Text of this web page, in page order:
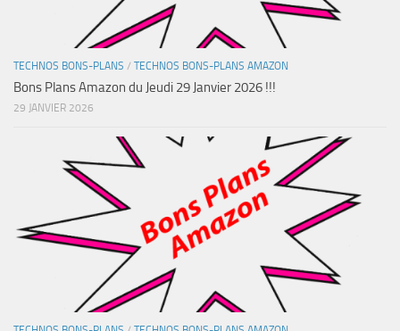
TECHNOS BONS-PLANS / TECHNOS BONS-PLANS AMAZON
Bons Plans Amazon du Jeudi 29 Janvier 2026 !!!
29 JANVIER 2026